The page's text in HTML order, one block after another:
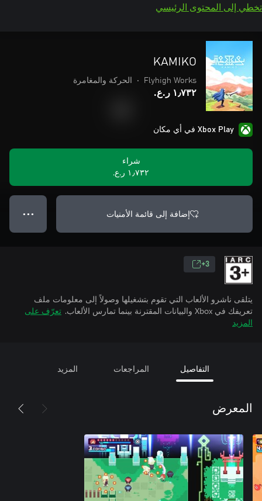
تخطي إلى المحتوى الرئيسي
KAMIKO
Flyhigh Works
• الحركة والمغامرة
١٫٧٣٢ ر.ع.‏
Xbox Play في أي مكان
شراء
١٫٧٣٢ ر.ع.‏
إضافة إلى قائمة الأمنيات ● ● ●
3+
يتلقى ناشرو الألعاب التي تقوم بتشغيلها وصولاً إلى معلومات ملف
تعريفك في Xbox والبيانات المقترنة بينما تمارس الألعاب.
تعرّف على
المزيد
التفاصيل المراجعات المزيد
المعرض